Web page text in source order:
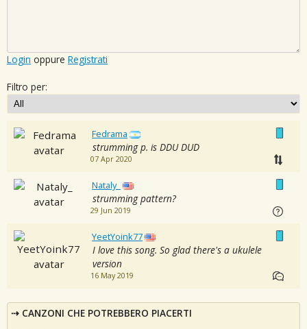
Login oppure Registrati
Filtro per:
Fedrama
strumming p. is DDU DUD
07 Apr 2020
Nataly_
strumming pattern?
29 Jun 2019
YeetYoink77
I love this song. So glad there's a ukulele
version
16 May 2019
CANZONI CHE POTREBBERO PIACERTI